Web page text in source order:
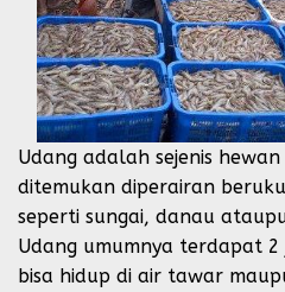
Udang adalah sejenis
ditemukan diperairan
seperti sungai, danau
Udang umumnya terdapat 2
bisa hidup di air tawar